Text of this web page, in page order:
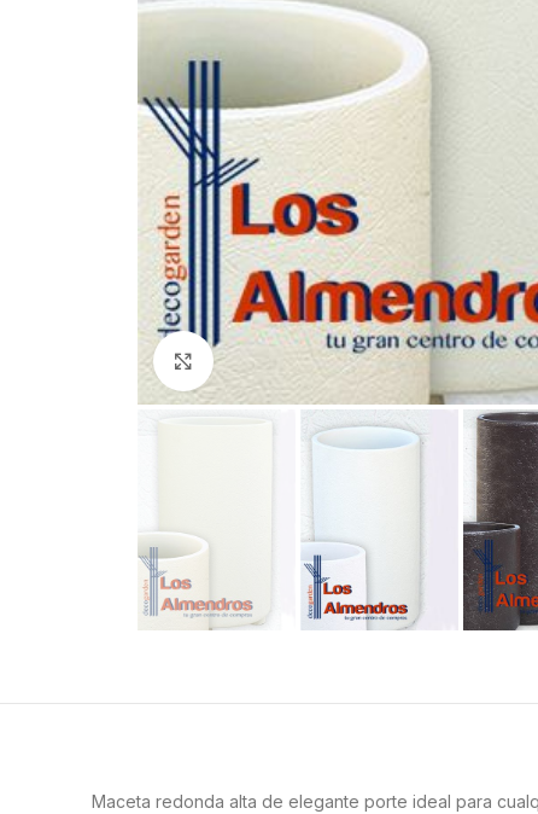
Clic para ampliar
Maceta redonda alta de elegante porte ideal para